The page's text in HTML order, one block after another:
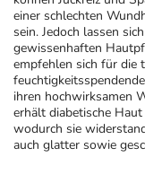
Liebe & Erotik
Mutter & Kind
Summer SALE
Reiseapotheke
Insektenschutz
Ratgeber
Beliebte
E-Rezept
Eucerin Deals
Evolsin Deals
Frontline &
einer schlechten
sein. Jedoch lassen
gewissenhaften
empfehlen sich für die
ihren hochwirksamen
erhält diabetische
wodurch sie
auch glatter sowie